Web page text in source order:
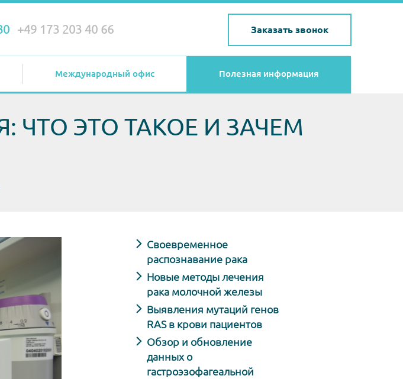
+49 173 203 40 66 Заказать звонок
Международный офис Полезная информация
ЧТО ЭТО ТАКОЕ И ЗАЧЕМ
Своевременное
распознавание рака
Новые методы лечения
рака молочной железы
Выявления мутаций генов
RAS в крови пациентов
Обзор и обновление
данных о
гастроэзофагеальной